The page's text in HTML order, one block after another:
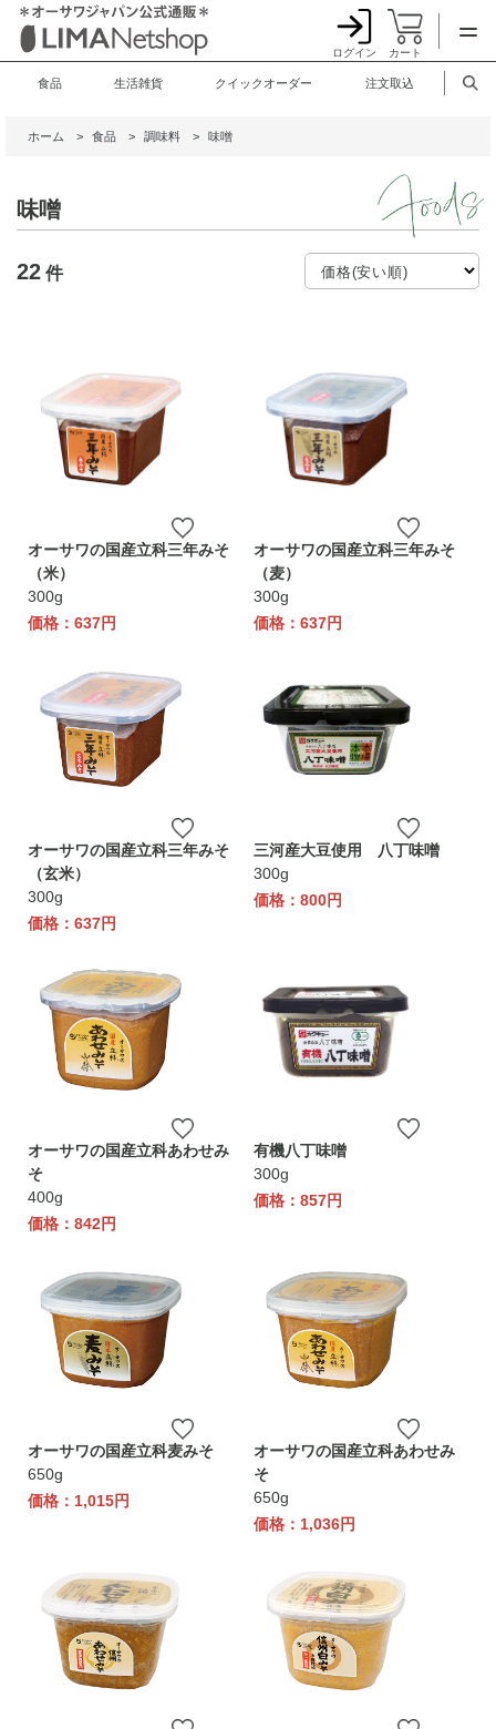
ログイン カート
食品 生活雑貨 クイックオーダー 注文取込
ホーム > 食品 > 調味料 > 味噌
味噌
22 件
オーサワの国産立科三年みそ
（米）
300g
価格：637円
オーサワの国産立科三年みそ
（麦）
300g
価格：637円
オーサワの国産立科三年みそ
（玄米）
300g
価格：637円
三河産大豆使用 八丁味噌
300g
価格：800円
オーサワの国産立科あわせみ
そ
400g
価格：842円
有機八丁味噌
300g
価格：857円
オーサワの国産立科麦みそ
650g
価格：1,015円
オーサワの国産立科あわせみ
そ
650g
価格：1,036円